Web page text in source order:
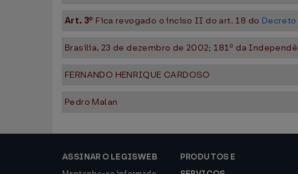
Art. 3º Fica revogado o inciso II do art. 18 do
Brasília, 23 de dezembro de 2002; 181º da
FERNANDO HENRIQUE CARDOSO
Pedro Malan
ASSINAR O LEGISWEB
PRODUTOS E